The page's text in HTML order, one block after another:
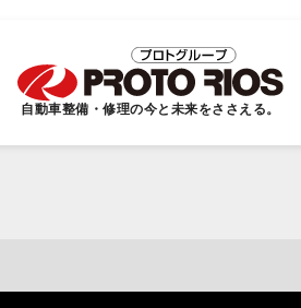
自動車整備・修理の今と未来をささえる。